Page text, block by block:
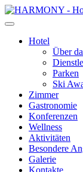
Zum
Inhalt
Hotel
Über
Parken
Ski
Zimmer
Gastronomie
Konferenzen
Wellness
Aktivitäten
Besondere
Galerie
Kontakte